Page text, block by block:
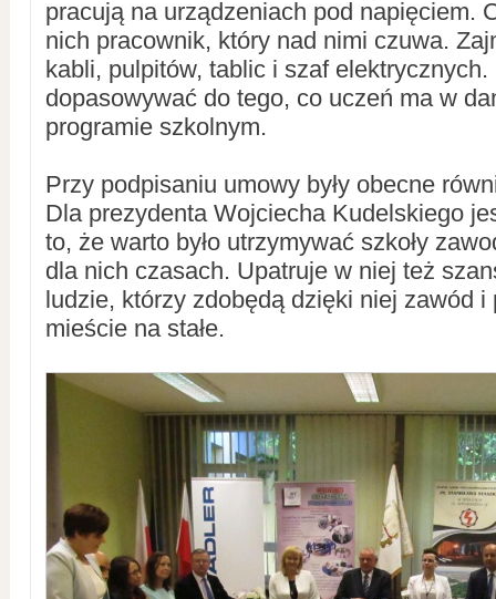
pracują na urządzeniach pod napięciem.
nich pracownik, który nad nimi czuwa.
kabli, pulpitów, tablic i szaf
dopasowywać do tego, co uczeń ma w
programie szkolnym.
Przy podpisaniu umowy były obecne
Dla prezydenta Wojciecha Kudelskiego
to, że warto było utrzymywać szkoły
dla nich czasach. Upatruje w niej też
ludzie, którzy zdobędą dzięki niej zawód i
mieście na stałe.